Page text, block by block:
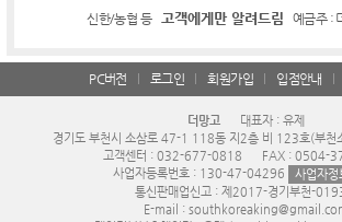
신한/농협 등 고객에게만 알려드림 예금주 :
PC버전 로그인 회원가입 입점안내
더망고
대표자 : 유제
경기도 부천시 소삼로 47-1 118동 지2층 비 123호(부천
고객센터 : 032-677-0818
FAX : 0504-
사업자등록번호 : 130-47-04296
사업자정
통신판매업신고 : 제2017-경기부천-
E-mail :